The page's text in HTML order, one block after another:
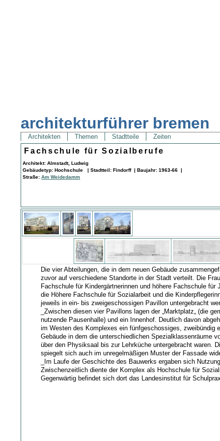
architekturführer bremen
Architekten Themen Stadtteile Zeiten
Fachschule für Sozialberufe
Architekt: Almstadt, Ludwig
Gebäudetyp: Hochschule | Stadtteil: Findorff | Baujahr: 1963-66 |
Straße:Am Weidedamm
Die vier Abteilungen, die in dem neuen Gebäude
zuvor auf verschiedene Standorte in der Stadt verteilt. Die
Fachschule für Kindergärtnerinnen und höhere Fachschule für
die Höhere Fachschule für Sozialarbeit und die
jeweils in ein- bis zweigeschossigen Pavillon untergebracht
_Zwischen diesen vier Pavillons lagen der „Marktplatz„ (die
nutzende Pausenhalle) und ein Innenhof. Deutlich davon
im Westen des Komplexes ein fünfgeschossiges, zweibündig
Gebäude in dem die unterschiedlichen Spezialklassenräume
über den Physiksaal bis zur Lehrküche untergebracht waren.
spiegelt sich auch im unregelmäßigen Muster der Fassade
_Im Laufe der Geschichte des Bauwerks ergaben sich
Zwischenzeitlich diente der Komplex als Hochschule für
Gegenwärtig befindet sich dort das Landesinstitut für